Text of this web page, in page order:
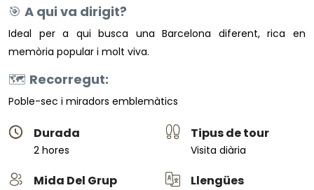
🎯 A qui va dirigit?
Ideal per a qui busca una Barcelona diferent, rica en
memòria popular i molt viva.
🗺️ Recorregut:
Poble-sec i miradors emblemàtics
Durada
2 hores
Tipus de tour
Visita diària
Mida Del Grup Llengües